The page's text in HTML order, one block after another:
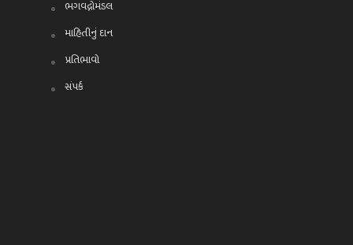
ભગવદ્ગોમંડલ
માહિતીનું દાન
પ્રતિભાવો
સંપર્ક